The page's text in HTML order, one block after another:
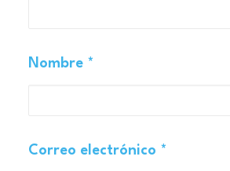
Nombre *
Correo electrónico *